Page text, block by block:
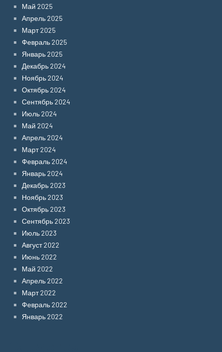
Май 2025
Апрель 2025
Март 2025
Февраль 2025
Январь 2025
Декабрь 2024
Ноябрь 2024
Октябрь 2024
Сентябрь 2024
Июль 2024
Май 2024
Апрель 2024
Март 2024
Февраль 2024
Январь 2024
Декабрь 2023
Ноябрь 2023
Октябрь 2023
Сентябрь 2023
Июль 2023
Август 2022
Июнь 2022
Май 2022
Апрель 2022
Март 2022
Февраль 2022
Январь 2022